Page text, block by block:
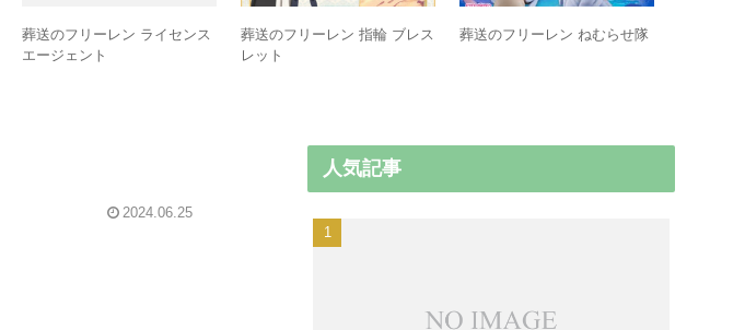
葬送のフリーレン ライセンス
エージェント
葬送のフリーレン 指輪 ブレス
レット
葬送のフリーレン ねむらせ隊
2024.06.25
人気記事